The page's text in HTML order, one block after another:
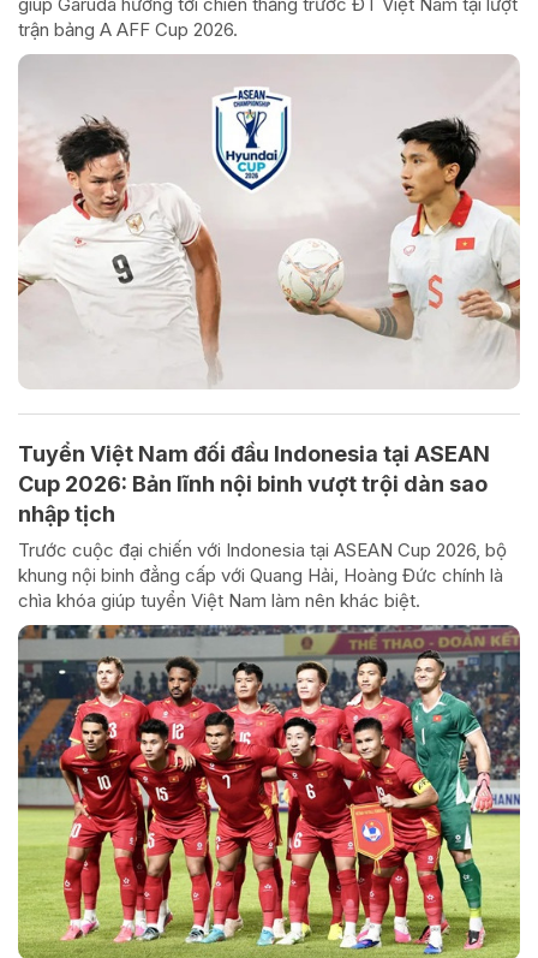
giúp Garuda hướng tới chiến thắng trước ĐT Việt Nam tại lượt
trận bảng A AFF Cup 2026.
Tuyển Việt Nam đối đầu Indonesia tại ASEAN
Cup 2026: Bản lĩnh nội binh vượt trội dàn sao
nhập tịch
Trước cuộc đại chiến với Indonesia tại ASEAN Cup 2026, bộ
khung nội binh đẳng cấp với Quang Hải, Hoàng Đức chính là
chìa khóa giúp tuyển Việt Nam làm nên khác biệt.